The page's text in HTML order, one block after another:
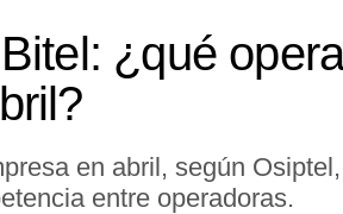
¿qué
en abril, según
entre operadoras.